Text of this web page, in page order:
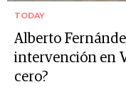
TODAY
Alberto
intervención en
cero?